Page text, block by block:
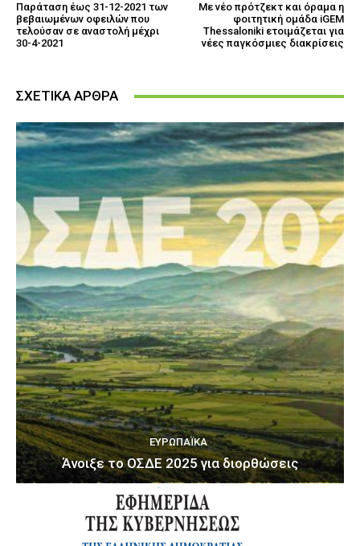
Παράταση έως 31-12-2021 των
βεβαιωμένων οφειλών που
τελούσαν σε αναστολή μέχρι
30-4-2021
Με νέο πρότζεκτ και όραμα η
φοιτητική ομάδα iGEM
Thessaloniki ετοιμάζεται για
νέες παγκόσμιες διακρίσεις
ΣΧΕΤΙΚΑ ΑΡΘΡΑ
ΕΥΡΩΠΑΪΚΆ
Άνοιξε το ΟΣΔΕ 2025 για διορθώσεις